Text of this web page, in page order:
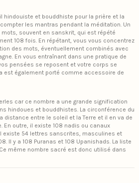
hindouiste et bouddhiste pour la prière et la
les mantras pendant la méditation. Un
souvent en sanskrit, qui est répété
108 fois. En répétant, vous vous concentrez
des mots, éventuellement combinés avec
En vous entraînant dans une pratique de
pensées se reposent et votre corps se
est également porté comme accessoire de
car ce nombre a une grande signification
hindoues et bouddhistes. La circonférence du
distance entre le soleil et la Terre et il en va de
En outre, il existe 108 nadis ou canaux
existe 54 lettres sanscrites, masculines et
Il y a 108 Puranas et 108 Upanishads. La liste
même nombre sacré est donc utilisé dans